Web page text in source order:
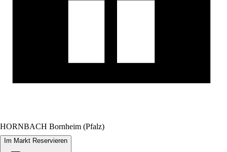
HORNBACH Bornheim (Pfalz)
Im Markt Reservieren